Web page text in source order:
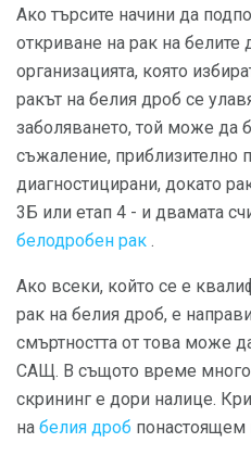
Ако търсите начини да
откриване на рак на
организацията, която
ракът на белия дроб се
заболяването, той може да
съжаление, приблизително
диагностицирани, докато
3Б или етап 4 - и двамата
белодробен рак .
Ако всеки, който се е
рак на белия дроб, е
смъртността от това може
САЩ. В същото време много
скрининг е дори налице.
на белия дроб понастоящем